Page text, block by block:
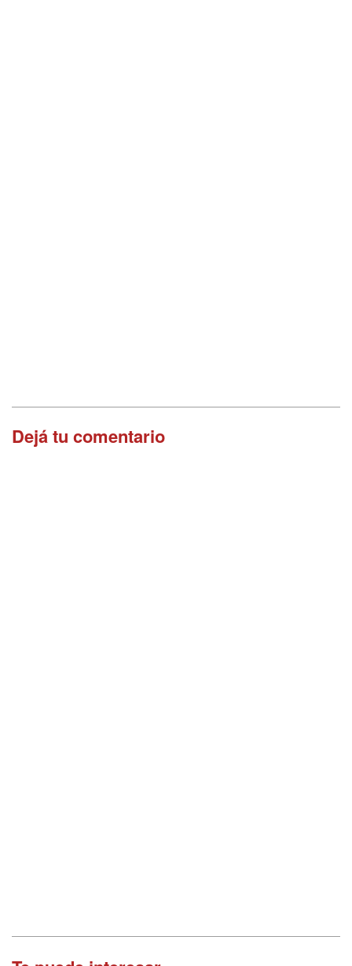
Dejá tu comentario